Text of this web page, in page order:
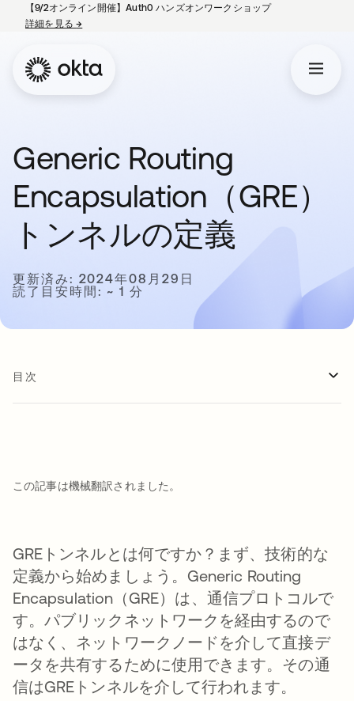
【9/2オンライン開催】Auth0 ハンズオンワークショップ
詳細を見る→
Generic Routing
Encapsulation（GRE）
トンネルの定義
更新済み: 2024年08月29日
読了目安時間: ~ 1 分
目次
この記事は機械翻訳されました。
GREトンネルとは何ですか？まず、技術的な
定義から始めましょう。Generic Routing
Encapsulation（GRE）は、通信プロトコルで
す。パブリックネットワークを経由するので
はなく、ネットワークノードを介して直接デ
ータを共有するために使用できます。その通
信はGREトンネルを介して行われます。